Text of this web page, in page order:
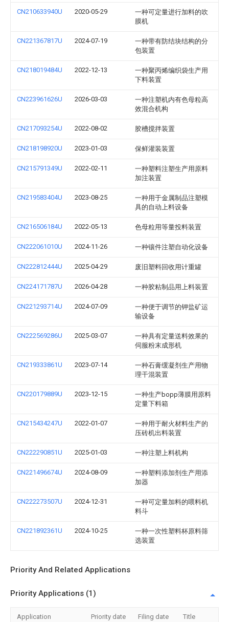
CN210633940U 2020-05-29
一种可定量进行加料的吹
膜机
CN221367817U 2024-07-19
一种带有防结块结构的分
包装置
CN218019484U 2022-12-13
一种聚丙烯编织袋生产用
下料装置
CN223961626U 2026-03-03
一种注塑机内有色母粒高
效混合机构
CN217093254U 2022-08-02 胶槽搅拌装置
CN218198920U 2023-01-03 保鲜灌装装置
CN215791349U 2022-02-11
一种塑料注塑生产用原料
加注装置
CN219583404U 2023-08-25
一种用于金属制品注塑模
具的自动上料设备
CN216506184U 2022-05-13 色母粒用等量投料装置
CN222061010U 2024-11-26 一种镶件注塑自动化设备
CN222812444U 2025-04-29 废旧塑料回收用计重罐
CN224171787U 2026-04-28 一种胶粘制品用上料装置
CN221293714U 2024-07-09
一种便于调节的钾盐矿运
输设备
CN222569286U 2025-03-07
一种具有定量送料效果的
伺服粉末成形机
CN219333861U 2023-07-14
一种石膏缓凝剂生产用物
理干混装置
CN220179889U 2023-12-15
一种生产bopp薄膜用原料
定量下料箱
CN215434247U 2022-01-07
一种用于耐火材料生产的
压砖机出料装置
CN222290851U 2025-01-03 一种注塑上料机构
CN221496674U 2024-08-09
一种塑料添加剂生产用添
加器
CN222273507U 2024-12-31
一种可定量加料的喂料机
料斗
CN221892361U 2024-10-25
一种一次性塑料杯原料筛
选装置
Priority And Related Applications
Priority Applications (1)
Application Priority date Filing date Title